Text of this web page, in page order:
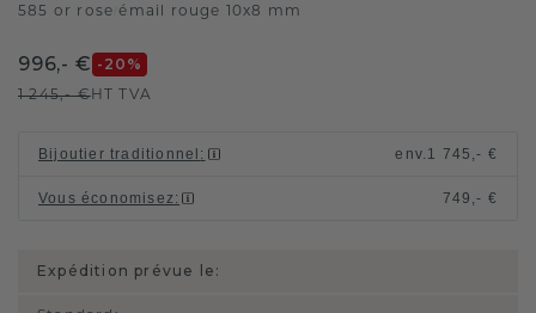
585 or rose /émail rouge 10x8 mm
996,- € -20 %
1 245,- €HT TVA
Bijoutier traditionnel : env. 1 745,- €
Vous économisez: 749,- €
Expédition prévue le: